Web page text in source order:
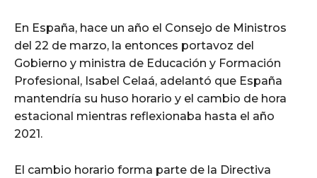
En España, hace un año el Consejo de Ministros
del 22 de marzo, la entonces portavoz del
Gobierno y ministra de Educación y Formación
Profesional, Isabel Celaá, adelantó que España
mantendría su huso horario y el cambio de hora
estacional mientras reflexionaba hasta el año
2021.
El cambio horario forma parte de la Directiva